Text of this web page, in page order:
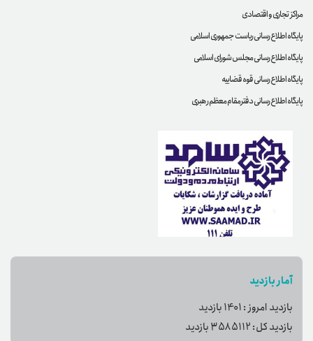
مراکز تجاری و اقتصادی
پایگاه اطلاع رسانی ریاست جمهوری اسلامی
پایگاه اطلاع رسانی مجلس شورای اسلامی
پایگاه اطلاع رسانی قوه قضاییه
پایگاه اطلاع رسانی دفترمقام معظم رهبری
آمار بازدید
بازدید امروز :1401بازدید
بازدید کل:3585112بازدید